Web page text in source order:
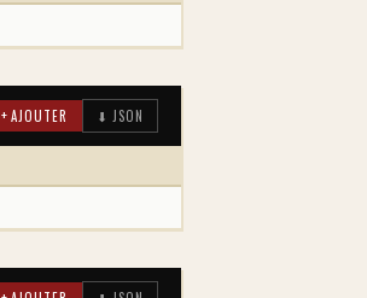
+ AJOUTER ⬇ JSON